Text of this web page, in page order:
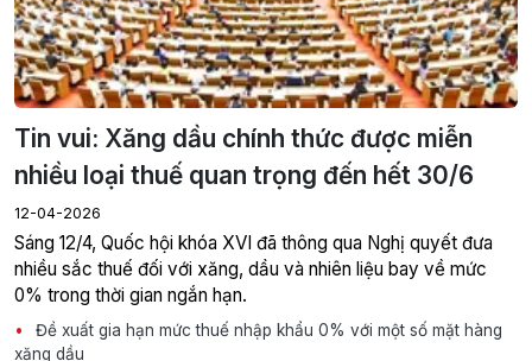
Tin vui: Xăng dầu chính thức được miễn
nhiều loại thuế quan trọng đến hết 30/6
12-04-2026
Sáng 12/4, Quốc hội khóa XVI đã thông qua Nghị quyết đưa
nhiều sắc thuế đối với xăng, dầu và nhiên liệu bay về mức
0% trong thời gian ngắn hạn.
Đề xuất gia hạn mức thuế nhập khẩu 0% với một số mặt hàng
xăng dầu